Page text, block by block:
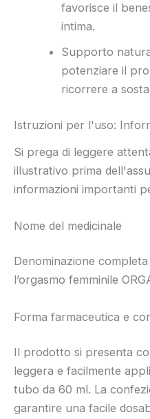
favorisce il
intima.
Supporto
potenziare il
ricorrere a
Istruzioni per l'uso:
Si prega di leggere
illustrativo prima
informazioni importanti
Nome del medicinale
Denominazione
l’orgasmo femminile
Forma farmaceutica e
Il prodotto si presenta
leggera e facilmente
tubo da 60 ml. La
garantire una facile